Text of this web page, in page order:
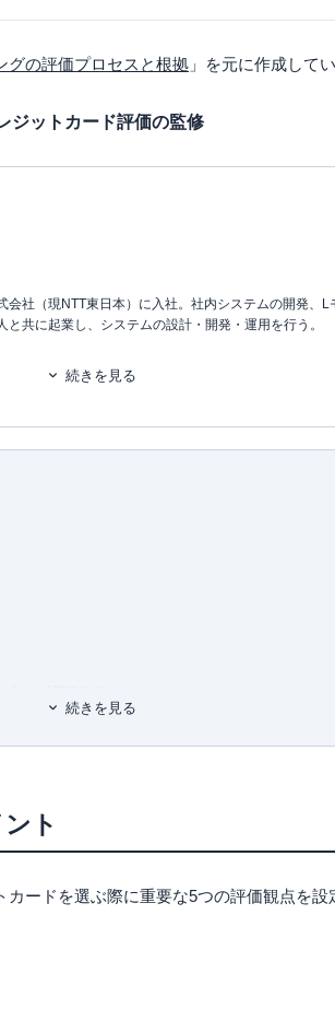
グの評価プロセスと根拠 」を元に作成してい
ジットカード評価の監修
会社（現NTT東日本）に入社。社内システムの開発、
共に起業し、システムの設計・開発・運用を行う。
り、2011年3月 代表取締役に就任
い専門家として知られる。
を支払っている、まさにクレジットカードの専門家
に保有・利用し、日々様々なメディアにて、使った
に1度は必ず利用しながら、おトクな使い方、おすす
続きを見る
続きを見る
ト
ードを選ぶ際に重要な5つの評価観点を設